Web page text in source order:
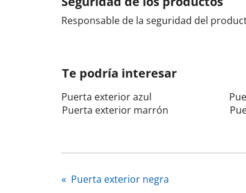
Responsable de la seguridad del
Te podría interesar
Puerta exterior azul
Puerta exterior marrón
« Puerta exterior negra